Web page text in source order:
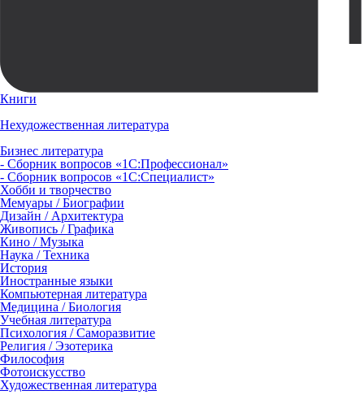
Книги
Нехудожественная литература
Бизнес литература
- Сборник вопросов «1С:Профессионал»
- Сборник вопросов «1С:Специалист»
Хобби и творчество
Мемуары / Биографии
Дизайн / Архитектура
Живопись / Графика
Кино / Музыка
Наука / Техника
История
Иностранные языки
Компьютерная литература
Медицина / Биология
Учебная литература
Психология / Саморазвитие
Религия / Эзотерика
Философия
Фотоискусство
Художественная литература